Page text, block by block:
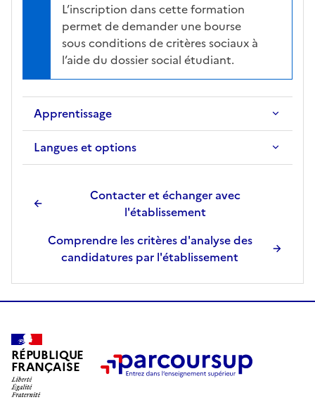
L’inscription dans cette formation
permet de demander une bourse
sous conditions de critères sociaux à
l’aide du dossier social étudiant.
Apprentissage
Langues et options
Contacter et échanger avec
l'établissement
Comprendre les critères d'analyse des
candidatures par l'établissement
RÉPUBLIQUE
FRANÇAISE